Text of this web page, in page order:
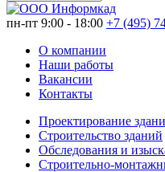
пн-пт 9:00 - 18:00 +7 (495)
О компании
Наши работы
Вакансии
Контакты
Проектирование
Строительство зданий
Обследования и
Строительно-